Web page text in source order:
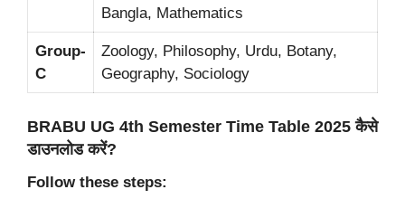
Bangla, Mathematics
Group-
C
Zoology, Philosophy, Urdu, Botany,
Geography, Sociology
BRABU UG 4th Semester Time Table 2025 कैसे
डाउनलोड करें?
Follow these steps: